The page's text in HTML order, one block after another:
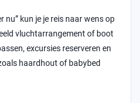
nu” kun je je reis naar wens op
vluchtarrangement of boot
excursies reserveren en
haardhout of babybed